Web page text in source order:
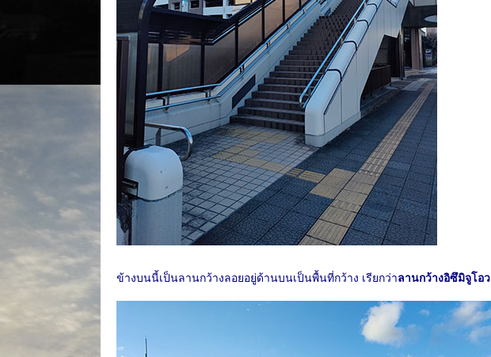
ข้างบนนี้เป็นลานกว้างลอยอยู่ด้านบนเป็นพื้นที่กว้าง เรียกว่าลานกว้างอิซึมิจูโอว